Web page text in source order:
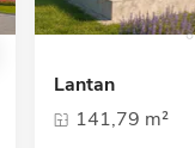
Lantan
141,79 m²